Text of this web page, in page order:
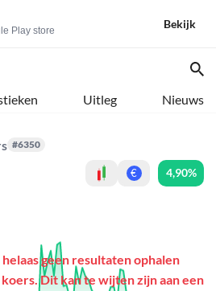
Play store
Bekijk
Uitleg Nieuws
#6350
€ 4,90%
geen resultaten ophalen
Dit kan te wijten zijn aan een